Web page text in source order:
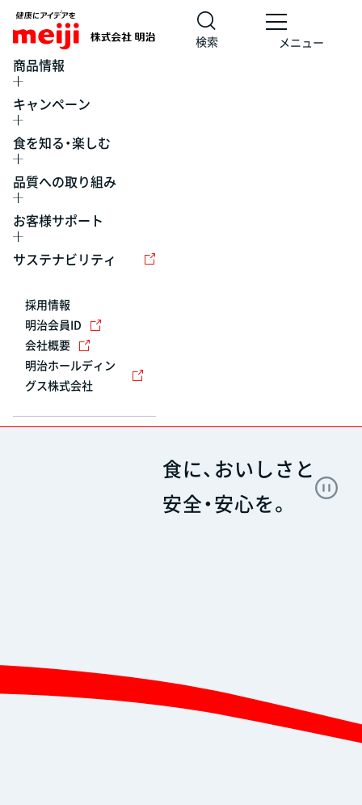
検索 メニュー
商品情報
キャンペーン
食を知る・楽しむ
品質への取り組み
お客様サポート
サステナビリティ
採用情報
明治会員ID
会社概要
明治ホールディン
グス株式会社
食に、おいしさと
安全・安心を。